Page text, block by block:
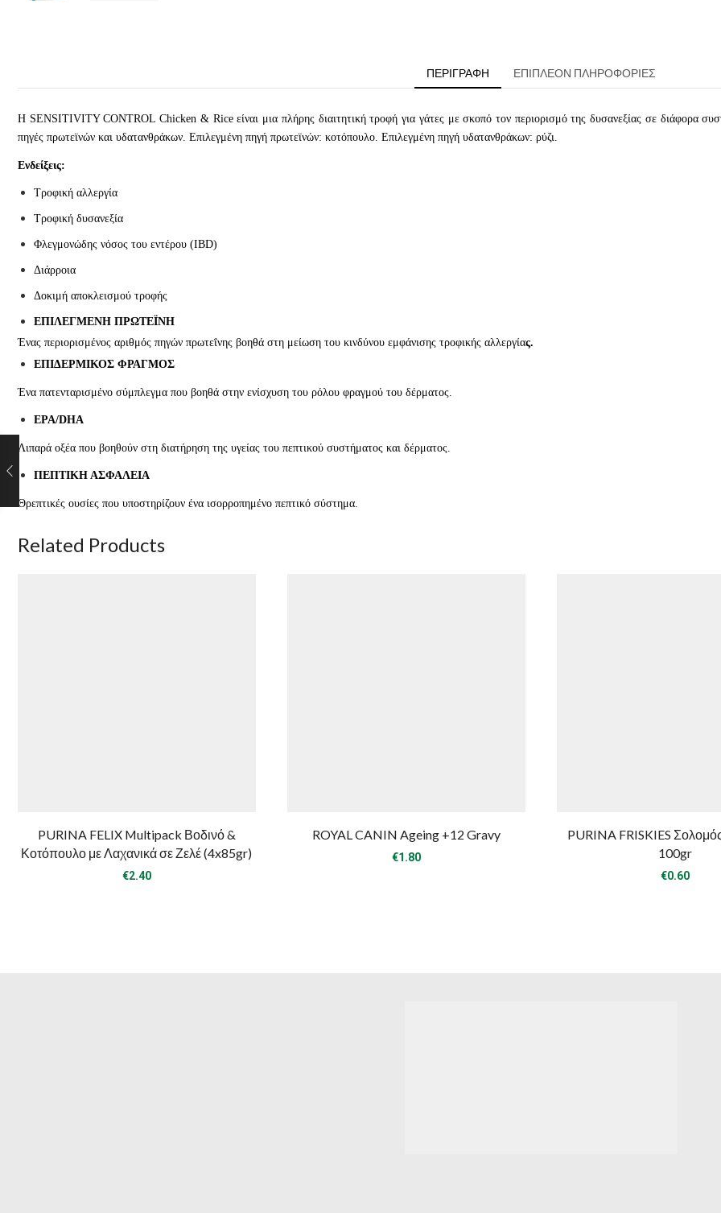
ΠΕΡΙΓΡΑΦΉ ΕΠΙΠΛΈΟΝ ΠΛΗΡΟΦΟΡΊΕΣ
Η SENSITIVITY CONTROL Chicken & Rice είναι μια πλήρης διαιτητική τροφή για γάτες με σκοπό τον περιορισμό της δυσανεξίας σε διάφορα
πηγές πρωτεϊνών και υδατανθράκων. Επιλεγμένη πηγή πρωτεϊνών: κοτόπουλο. Επιλεγμένη πηγή υδατανθράκων: ρύζι.
Ενδείξεις:
Τροφική αλλεργία
Τροφική δυσανεξία
Φλεγμονώδης νόσος του εντέρου (IBD)
Διάρροια
Δοκιμή αποκλεισμού τροφής
ΕΠΙΛΕΓΜΕΝΗ ΠΡΩΤΕΪΝΗ
Ένας περιορισμένος αριθμός πηγών πρωτεΐνης βοηθά στη μείωση του κινδύνου εμφάνισης τροφικής αλλεργίας.
ΕΠΙΔΕΡΜΙΚΟΣ ΦΡΑΓΜΟΣ
Ένα πατενταρισμένο σύμπλεγμα που βοηθά στην ενίσχυση του ρόλου φραγμού του δέρματος.
EPA/DHA
Λιπαρά οξέα που βοηθούν στη διατήρηση της υγείας του πεπτικού συστήματος και δέρματος.
ΠΕΠΤΙΚΗ ΑΣΦΑΛΕΙΑ
Θρεπτικές ουσίες που υποστηρίζουν ένα ισορροπημένο πεπτικό σύστημα.
Related Products
PURINA FELIX Multipack Βοδινό &
Κοτόπουλο με Λαχανικά σε Ζελέ (4x85gr)
€2.40
ROYAL CANIN Ageing +12 Gravy
€1.80
PURINA FRISKIES
100gr
€0.60